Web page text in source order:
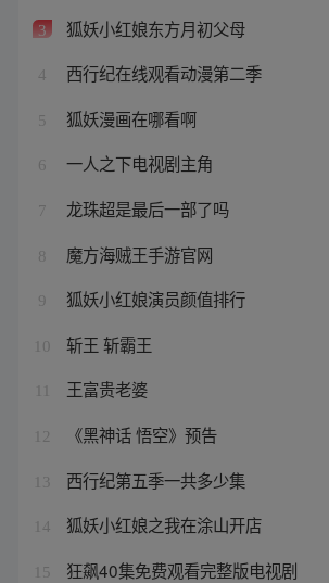
3 狐妖小红娘东方月初父母
4 西行纪在线观看动漫第二季
5 狐妖漫画在哪看啊
6 一人之下电视剧主角
7 龙珠超是最后一部了吗
8 魔方海贼王手游官网
9 狐妖小红娘演员颜值排行
10 斩王 斩霸王
王富贵老婆
12 《黑神话 悟空》预告
13 西行纪第五季一共多少集
14 狐妖小红娘之我在涂山开店
15 狂飙40集免费观看完整版电视剧